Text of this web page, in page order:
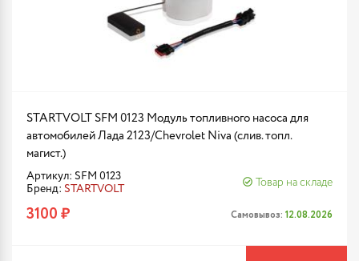
STARTVOLT SFM 0123 Модуль топливного насоса для
автомобилей Лада 2123/Chevrolet Niva (слив. топл.
магист.)
Артикул: SFM 0123
Бренд: STARTVOLT
Товар на складе
3100 ₽ Самовывоз: 12.08.2026